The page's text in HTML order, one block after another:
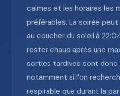
calmes et les horaires les
préférables. La soirée
au coucher du soleil à
rester chaud après une
sorties tardives sont donc
notamment si l’on
respirable que durant la